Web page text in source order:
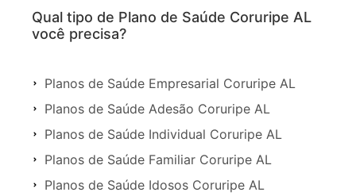
Qual tipo de Plano de Saúde Coruripe AL
você precisa?
Planos de Saúde Empresarial Coruripe AL
Planos de Saúde Adesão Coruripe AL
Planos de Saúde Individual Coruripe AL
Planos de Saúde Familiar Coruripe AL
Planos de Saúde Idosos Coruripe AL